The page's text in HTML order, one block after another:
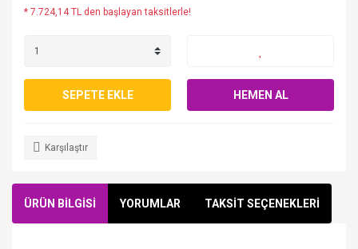
* 7.724,14 TL den başlayan taksitlerle!
SEPETE EKLE HEMEN AL
Karşılaştır
ÜRÜN BİLGİSİ YORUMLAR TAKSİT SEÇENEKLERİ